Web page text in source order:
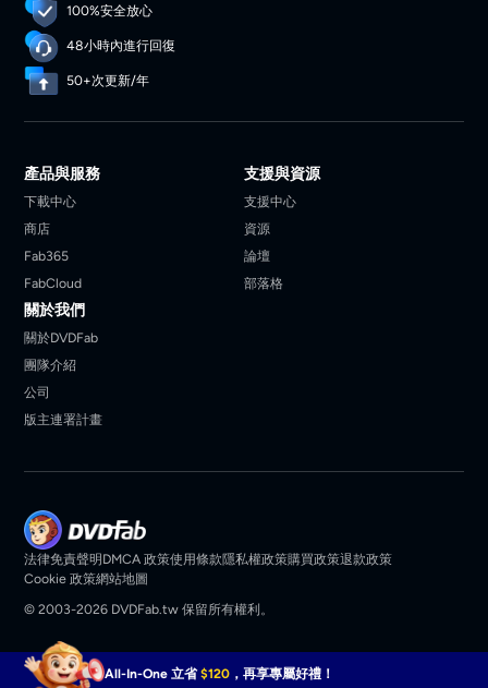
100%安全放心
48小時內進行回復
50+次更新/年
產品與服務
下載中心
商店
Fab365
FabCloud
支援與資源
支援中心
資源
論壇
部落格
關於我們
關於DVDFab
團隊介紹
公司
版主連署計畫
法律免責聲明DMCA 政策使用條款隱私權政策購買政策退款政策
Cookie 政策網站地圖
© 2003-2026 DVDFab.tw 保留所有權利。
All-In-One 立省$120 ，再享專屬好禮！